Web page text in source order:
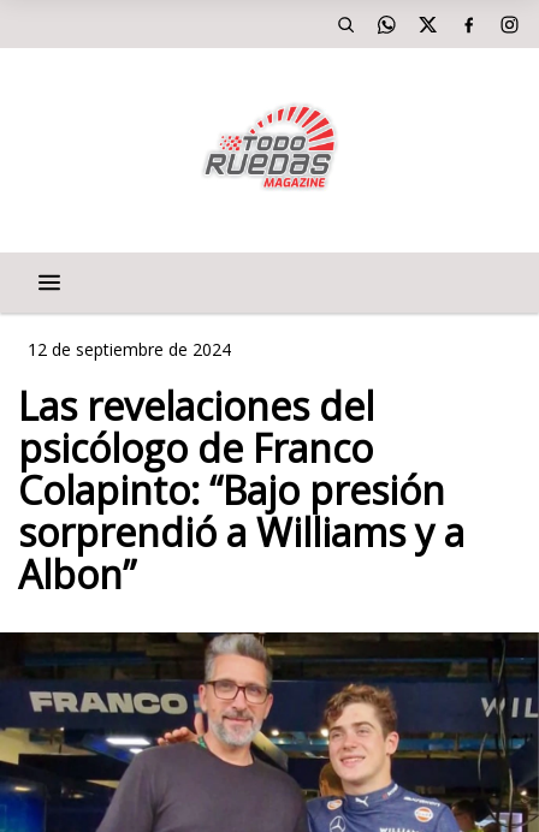
12 de septiembre de 2024
Las revelaciones del
psicólogo de Franco
Colapinto: “Bajo presión
sorprendió a Williams y a
Albon”